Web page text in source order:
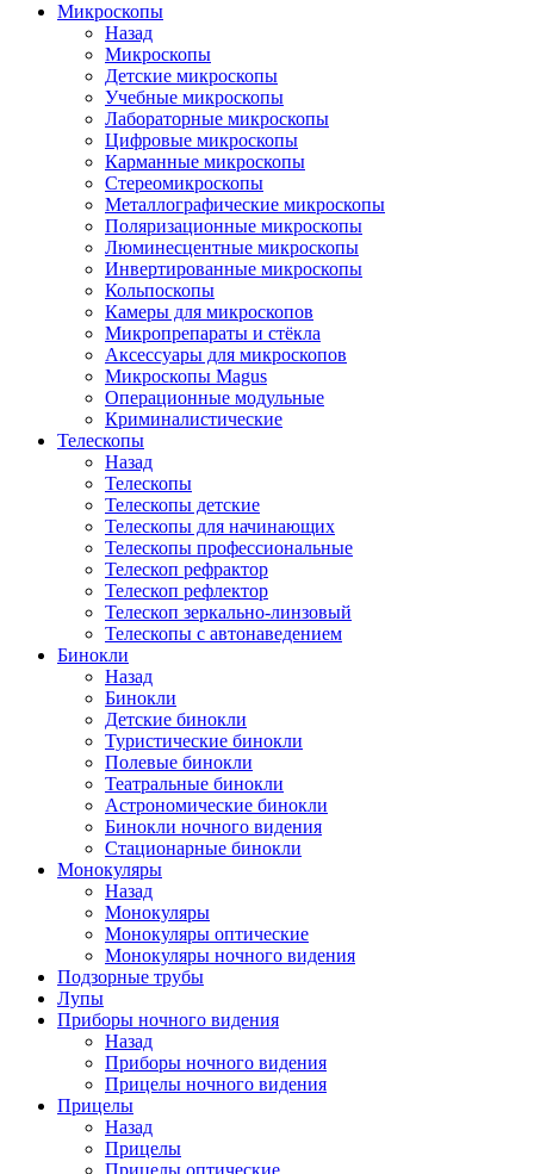
Микроскопы
Назад
Микроскопы
Детские микроскопы
Учебные микроскопы
Лабораторные микроскопы
Цифровые микроскопы
Карманные микроскопы
Стереомикроскопы
Металлографические микроскопы
Поляризационные микроскопы
Люминесцентные микроскопы
Инвертированные микроскопы
Кольпоскопы
Камеры для микроскопов
Микропрепараты и стёкла
Аксессуары для микроскопов
Микроскопы Magus
Операционные модульные
Криминалистические
Телескопы
Назад
Телескопы
Телескопы детские
Телескопы для начинающих
Телескопы профессиональные
Телескоп рефрактор
Телескоп рефлектор
Телескоп зеркально-линзовый
Телескопы с автонаведением
Бинокли
Назад
Бинокли
Детские бинокли
Туристические бинокли
Полевые бинокли
Театральные бинокли
Астрономические бинокли
Бинокли ночного видения
Стационарные бинокли
Монокуляры
Назад
Монокуляры
Монокуляры оптические
Монокуляры ночного видения
Подзорные трубы
Лупы
Приборы ночного видения
Назад
Приборы ночного видения
Прицелы ночного видения
Прицелы
Назад
Прицелы
Прицелы оптические